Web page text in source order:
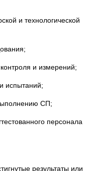
и технологической
и измерений;
испытаний;
СП;
персонала
результаты или